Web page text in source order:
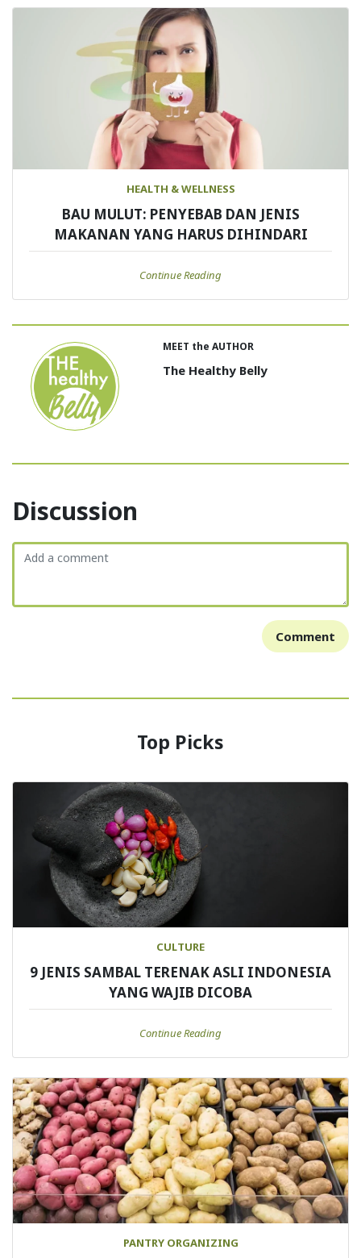
HEALTH & WELLNESS
BAU MULUT: PENYEBAB DAN JENIS
MAKANAN YANG HARUS DIHINDARI
Continue Reading
MEET the AUTHOR
The Healthy Belly
Discussion
Comment
Top Picks
CULTURE
9 JENIS SAMBAL TERENAK ASLI INDONESIA
YANG WAJIB DICOBA
Continue Reading
PANTRY ORGANIZING